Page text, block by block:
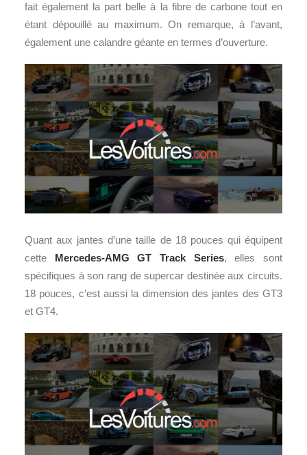
fait également la part belle à la fibre de carbone tout en
étant dépouillé au maximum. On remarque, à l’avant,
également une calandre géante en termes d’ouverture.
Quant aux jantes d’une taille de 18 pouces qui équipent
cette Mercedes-AMG GT Track Series, elles sont
spécifiques à son rang de supercar destinée aux circuits.
18 pouces, c’est aussi la dimension des jantes des GT3
et GT4.